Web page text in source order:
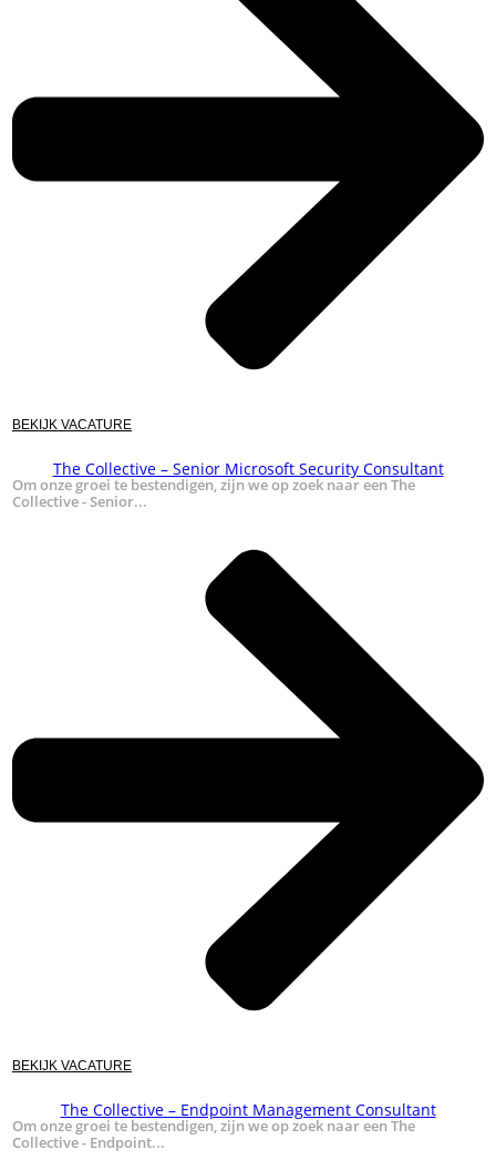
BEKIJK VACATURE
The Collective – Senior Microsoft Security Consultant
Om onze groei te bestendigen, zijn we op zoek naar een The
Collective - Senior...
BEKIJK VACATURE
The Collective – Endpoint Management Consultant
Om onze groei te bestendigen, zijn we op zoek naar een The
Collective - Endpoint...